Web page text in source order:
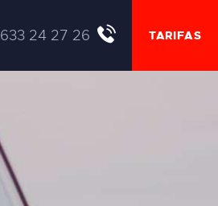
633 24 27 26 TARIFAS